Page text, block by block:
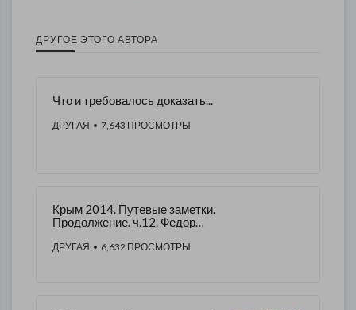
ДРУГОЕ ЭТОГО АВТОРА
Что и требовалось доказать...
ДРУГАЯ • 7,643 ПРОСМОТРЫ
Крым 2014. Путевые заметки.
Продолжение. ч.12. Федор
ДРУГАЯ • 6,632 ПРОСМОТРЫ